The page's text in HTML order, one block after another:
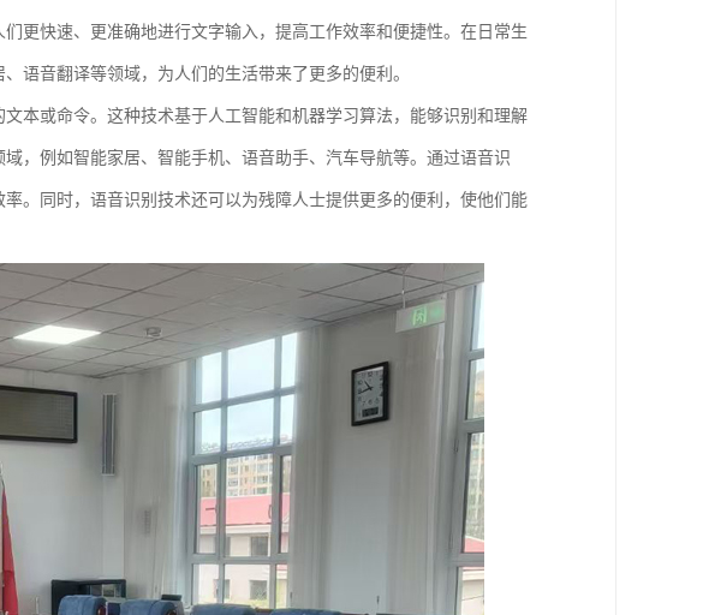
更快速、更准确地进行文字输入，提高工作效率和便捷性。在日常生
语音翻译等领域，为人们的生活带来了更多的便利。
本或命令。这种技术基于人工智能和机器学习算法，能够识别和理解
，例如智能家居、智能手机、语音助手、汽车导航等。通过语音识
。同时，语音识别技术还可以为残障人士提供更多的便利，使他们能